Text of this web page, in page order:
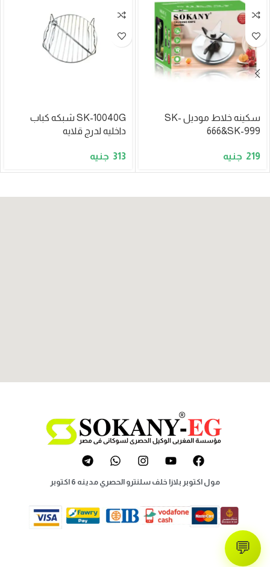
سكينه خلاط موديل SK-
666&SK-999
219
SK-10040G شبكه كباب
داخليه لدرج قلايه
313
مول اكتوبر بلازا خلف سلنترو الحصري مدينه 6 اكتوبر
💬